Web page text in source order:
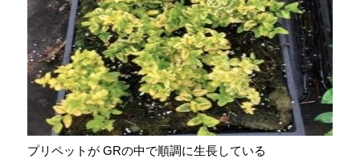
プリペットが GRの中で順調に生長している